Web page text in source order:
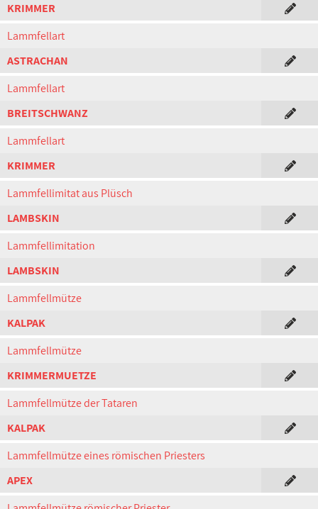
KRIMMER
Lammfellart
ASTRACHAN
Lammfellart
BREITSCHWANZ
Lammfellart
KRIMMER
Lammfellimitat aus Plüsch
LAMBSKIN
Lammfellimitation
LAMBSKIN
Lammfellmütze
KALPAK
Lammfellmütze
KRIMMERMUETZE
Lammfellmütze der Tataren
KALPAK
Lammfellmütze eines römischen Priesters
APEX